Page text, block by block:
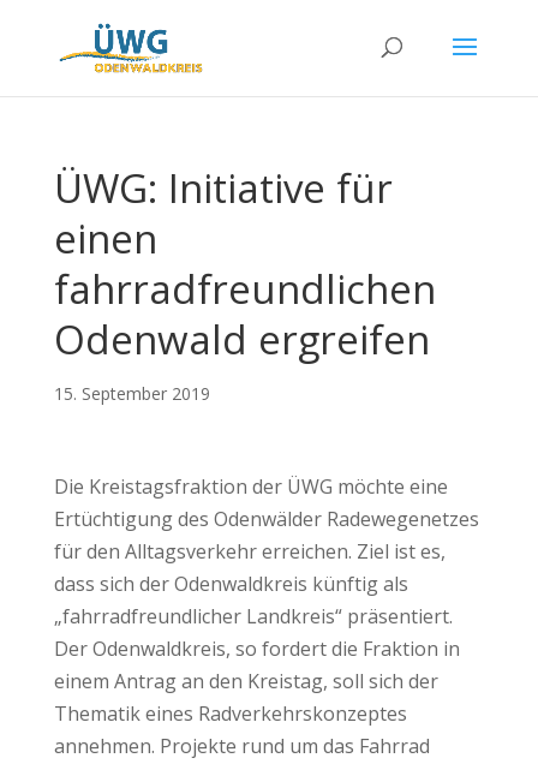
ÜWG: Initiative für
einen
fahrradfreundlichen
Odenwald ergreifen
15. September 2019
Die Kreistagsfraktion der ÜWG möchte eine
Ertüchtigung des Odenwälder Radewegenetzes
für den Alltagsverkehr erreichen. Ziel ist es,
dass sich der Odenwaldkreis künftig als
„fahrradfreundlicher Landkreis“ präsentiert.
Der Odenwaldkreis, so fordert die Fraktion in
einem Antrag an den Kreistag, soll sich der
Thematik eines Radverkehrskonzeptes
annehmen. Projekte rund um das Fahrrad